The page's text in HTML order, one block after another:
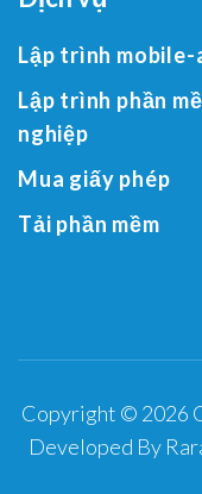
Lập trình mobile-
Lập trình phần
nghiệp
Mua giấy phép
Tải phần mềm
Copyright © 2026
Developed By